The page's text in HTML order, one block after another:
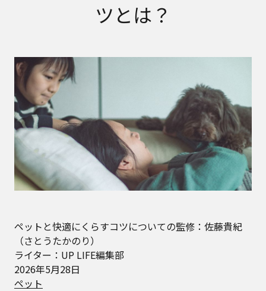
ツとは？
ペットと快適にくらすコツについての監修：佐藤貴紀
（さとうたかのり）
ライター：UP LIFE編集部
2026年5月28日
ペット